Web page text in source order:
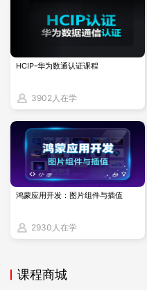
与授权培训认证中心联系
排。这些中心通常会提供
在确定了考试时间和地点后
息通常包括姓名、联系方
等。
缴纳考试费用：
完成预约信息填写后，考生
体金额可能因地区和考试中
确认预约信息：
HCIP-华为数通认证课程
3902人在学
鸿蒙应用开发：图片组件与插值
2930人在学
课程商城